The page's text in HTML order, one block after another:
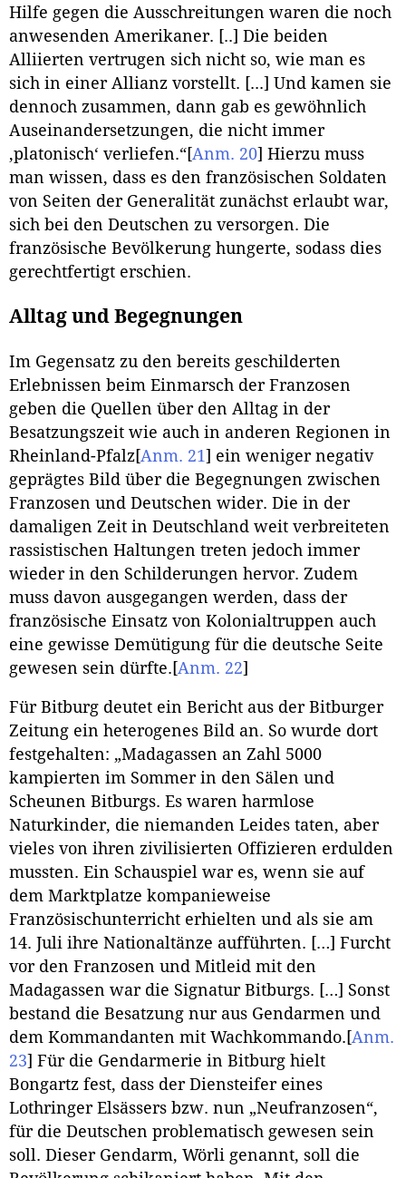
Hilfe gegen die Ausschreitungen waren die noch
anwesenden Amerikaner. [..] Die beiden
Alliierten vertrugen sich nicht so, wie man es
sich in einer Allianz vorstellt. [...] Und kamen sie
dennoch zusammen, dann gab es gewöhnlich
Auseinandersetzungen, die nicht immer
‚platonisch‘ verliefen.“[Anm. 20] Hierzu muss
man wissen, dass es den französischen Soldaten
von Seiten der Generalität zunächst erlaubt war,
sich bei den Deutschen zu versorgen. Die
französische Bevölkerung hungerte, sodass dies
gerechtfertigt erschien.
Alltag und Begegnungen
Im Gegensatz zu den bereits geschilderten
Erlebnissen beim Einmarsch der Franzosen
geben die Quellen über den Alltag in der
Besatzungszeit wie auch in anderen Regionen in
Rheinland-Pfalz[Anm. 21] ein weniger negativ
geprägtes Bild über die Begegnungen zwischen
Franzosen und Deutschen wider. Die in der
damaligen Zeit in Deutschland weit verbreiteten
rassistischen Haltungen treten jedoch immer
wieder in den Schilderungen hervor. Zudem
muss davon ausgegangen werden, dass der
französische Einsatz von Kolonialtruppen auch
eine gewisse Demütigung für die deutsche Seite
gewesen sein dürfte. [Anm. 22]
Für Bitburg deutet ein Bericht aus der Bitburger
Zeitung ein heterogenes Bild an. So wurde dort
festgehalten: „Madagassen an Zahl 5000
kampierten im Sommer in den Sälen und
Scheunen Bitburgs. Es waren harmlose
Naturkinder, die niemanden Leides taten, aber
vieles von ihren zivilisierten Offizieren erdulden
mussten. Ein Schauspiel war es, wenn sie auf
dem Marktplatze kompanieweise
Französischunterricht erhielten und als sie am
14. Juli ihre Nationaltänze aufführten. […] Furcht
vor den Franzosen und Mitleid mit den
Madagassen war die Signatur Bitburgs. […] Sonst
bestand die Besatzung nur aus Gendarmen und
dem Kommandanten mit Wachkommando. [Anm.
23] Für die Gendarmerie in Bitburg hielt
Bongartz fest, dass der Diensteifer eines
Lothringer Elsässers bzw. nun „Neufranzosen“,
für die Deutschen problematisch gewesen sein
soll. Dieser Gendarm, Wörli genannt, soll die